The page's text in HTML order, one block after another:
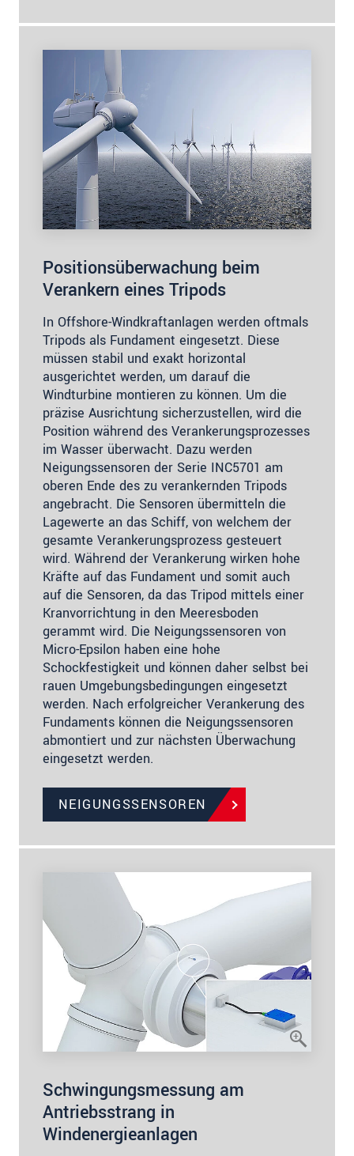
Positionsüberwachung beim
Verankern eines Tripods
In Offshore-Windkraftanlagen werden oftmals
Tripods als Fundament eingesetzt. Diese
müssen stabil und exakt horizontal
ausgerichtet werden, um darauf die
Windturbine montieren zu können. Um die
präzise Ausrichtung sicherzustellen, wird die
Position während des Verankerungsprozesses
im Wasser überwacht. Dazu werden
Neigungssensoren der Serie INC5701 am
oberen Ende des zu verankernden Tripods
angebracht. Die Sensoren übermitteln die
Lagewerte an das Schiff, von welchem der
gesamte Verankerungsprozess gesteuert
wird. Während der Verankerung wirken hohe
Kräfte auf das Fundament und somit auch
auf die Sensoren, da das Tripod mittels einer
Kranvorrichtung in den Meeresboden
gerammt wird. Die Neigungssensoren von
Micro-Epsilon haben eine hohe
Schockfestigkeit und können daher selbst bei
rauen Umgebungsbedingungen eingesetzt
werden. Nach erfolgreicher Verankerung des
Fundaments können die Neigungssensoren
abmontiert und zur nächsten Überwachung
eingesetzt werden.
NEIGUNGSSENSOREN
Schwingungsmessung am
Antriebsstrang in
Windenergieanlagen